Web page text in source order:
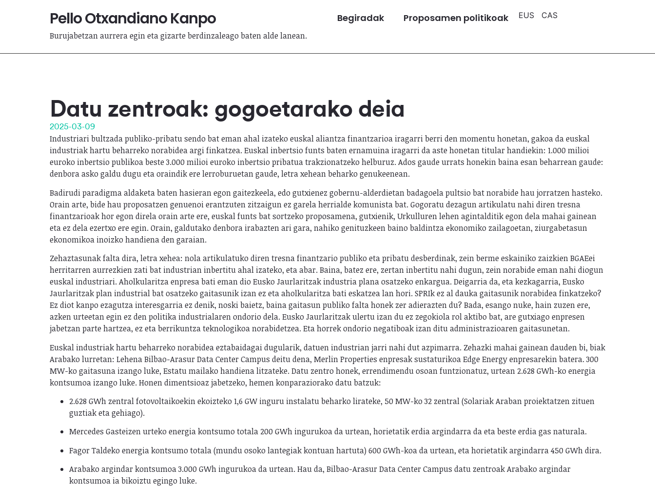
Pello Otxandiano Kanpo
Burujabetzan aurrera egin eta gizarte berdinzaleago baten alde lanean.
Begiradak Proposamen politikoak EUS CAS
Datu zentroak: gogoetarako deia
2025-03-09
Industriari bultzada publiko-pribatu sendo bat eman ahal izateko euskal aliantza finantzarioa iragarri berri den momentu honetan, gakoa da euskal
industriak hartu beharreko norabidea argi finkatzea. Euskal inbertsio funts baten ernamuina iragarri da aste honetan titular handiekin: 1.000 milioi
euroko inbertsio publikoa beste 3.000 milioi euroko inbertsio pribatua trakzionatzeko helburuz. Ados gaude urrats honekin baina esan beharrean gaude:
denbora asko galdu dugu eta oraindik ere lerroburuetan gaude, letra xehean beharko genukeenean.
Badirudi paradigma aldaketa baten hasieran egon gaitezkeela, edo gutxienez gobernu-alderdietan badagoela pultsio bat norabide hau jorratzen hasteko.
Orain arte, bide hau proposatzen genuenoi erantzuten zitzaigun ez garela herrialde komunista bat. Gogoratu dezagun artikulatu nahi diren tresna
finantzarioak hor egon direla orain arte ere, euskal funts bat sortzeko proposamena, gutxienik, Urkulluren lehen agintalditik egon dela mahai gainean
eta ez dela ezertxo ere egin. Orain, galdutako denbora irabazten ari gara, nahiko genituzkeen baino baldintza ekonomiko zailagoetan, ziurgabetasun
ekonomikoa inoizko handiena den garaian.
Zehaztasunak falta dira, letra xehea: nola artikulatuko diren tresna finantzario publiko eta pribatu desberdinak, zein berme eskainiko zaizkien BGAEei
herritarren aurrezkien zati bat industrian inbertitu ahal izateko, eta abar. Baina, batez ere, zertan inbertitu nahi dugun, zein norabide eman nahi diogun
euskal industriari. Aholkularitza enpresa bati eman dio Eusko Jaurlaritzak industria plana osatzeko enkargua. Deigarria da, eta kezkagarria, Eusko
Jaurlaritzak plan industrial bat osatzeko gaitasunik izan ez eta aholkularitza bati eskatzea lan hori. SPRIk ez al dauka gaitasunik norabidea finkatzeko?
Ez diot kanpo ezagutza interesgarria ez denik, noski baietz, baina gaitasun publiko falta honek zer adierazten du? Bada, esango nuke, hain zuzen ere,
azken urteetan egin ez den politika industrialaren ondorio dela. Eusko Jaurlaritzak ulertu izan du ez zegokiola rol aktibo bat, are gutxiago enpresen
jabetzan parte hartzea, ez eta berrikuntza teknologikoa norabidetzea. Eta horrek ondorio negatiboak izan ditu administrazioaren gaitasunetan.
Euskal industriak hartu beharreko norabidea eztabaidagai dugularik, datuen industrian jarri nahi dut azpimarra. Zehazki mahai gainean dauden bi, biak
Arabako lurretan: Lehena Bilbao-Arasur Data Center Campus deitu dena, Merlin Properties enpresak sustaturikoa Edge Energy enpresarekin batera. 300
MW-ko gaitasuna izango luke, Estatu mailako handiena litzateke. Datu zentro honek, errendimendu osoan funtzionatuz, urtean 2.628 GWh-ko energia
kontsumoa izango luke. Honen dimentsioaz jabetzeko, hemen konparaziorako datu batzuk:
2.628 GWh zentral fotovoltaikoekin ekoizteko 1,6 GW inguru instalatu beharko lirateke, 50 MW-ko 32 zentral (Solariak Araban proiektatzen zituen
guztiak eta gehiago).
Mercedes Gasteizen urteko energia kontsumo totala 200 GWh ingurukoa da urtean, horietatik erdia argindarra da eta beste erdia gas naturala.
Fagor Taldeko energia kontsumo totala (mundu osoko lantegiak kontuan hartuta) 600 GWh-koa da urtean, eta horietatik argindarra 450 GWh dira.
Arabako argindar kontsumoa 3.000 GWh ingurukoa da urtean. Hau da, Bilbao-Arasur Data Center Campus datu zentroak Arabako argindar
kontsumoa ia bikoiztu egingo luke.